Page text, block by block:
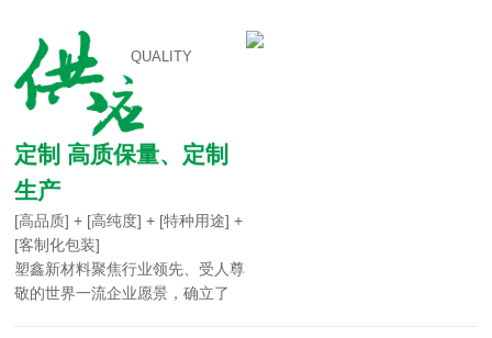
QUALITY
定制 高质保量、定制
生产
[高品质] + [高纯度] + [特种用途] +
[客制化包装]
塑鑫新材料聚焦行业领先、受人尊
敬的世界一流企业愿景，确立了